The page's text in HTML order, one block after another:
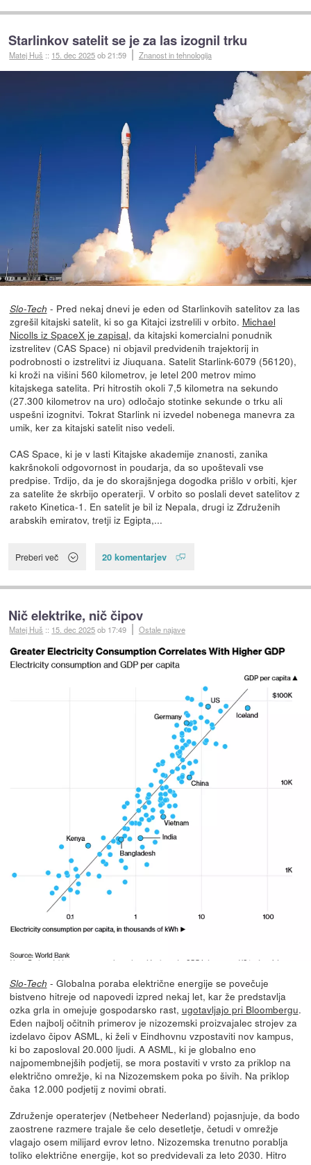
Starlinkov satelit se je za las izognil trku
Matej Huš :: 15. dec 2025ob 21:59 Znanost in tehnologija
Slo-Tech - Pred nekaj dnevi je eden od Starlinkovih satelitov za las
zgrešil kitajski satelit, ki so ga Kitajci izstrelili v orbito. Michael
Nicolls iz SpaceX je zapisal, da kitajski komercialni ponudnik
izstrelitev (CAS Space) ni objavil predvidenih trajektorij in
podrobnosti o izstrelitvi iz Jiuquana. Satelit Starlink-6079 (56120),
ki kroži na višini 560 kilometrov, je letel 200 metrov mimo
kitajskega satelita. Pri hitrostih okoli 7,5 kilometra na sekundo
(27.300 kilometrov na uro) odločajo stotinke sekunde o trku ali
uspešni izognitvi. Tokrat Starlink ni izvedel nobenega manevra za
umik, ker za kitajski satelit niso vedeli.
CAS Space, ki je v lasti Kitajske akademije znanosti, zanika
kakršnokoli odgovornost in poudarja, da so upoštevali vse
predpise. Trdijo, da je do skorajšnjega dogodka prišlo v orbiti, kjer
za satelite že skrbijo operaterji. V orbito so poslali devet satelitov z
raketo Kinetica-1. En satelit je bil iz Nepala, drugi iz Združenih
arabskih emiratov, tretji iz Egipta,...
Preberi več 20 komentarjev
Nič elektrike, nič čipov
Matej Huš :: 15. dec 2025ob 17:49 Ostale najave
Slo-Tech - Globalna poraba električne energije se povečuje
bistveno hitreje od napovedi izpred nekaj let, kar že predstavlja
ozka grla in omejuje gospodarsko rast, ugotavljajo pri Bloombergu.
Eden najbolj očitnih primerov je nizozemski proizvajalec strojev za
izdelavo čipov ASML, ki želi v Eindhovnu vzpostaviti nov kampus,
ki bo zaposloval 20.000 ljudi. A ASML, ki je globalno eno
najpomembnejših podjetij, se mora postaviti v vrsto za priklop na
električno omrežje, ki na Nizozemskem poka po šivih. Na priklop
čaka 12.000 podjetij z novimi obrati.
Združenje operaterjev (Netbeheer Nederland) pojasnjuje, da bodo
zaostrene razmere trajale še celo desetletje, četudi v omrežje
vlagajo osem milijard evrov letno. Nizozemska trenutno porablja
toliko električne energije, kot so predvidevali za leto 2030. Hitro